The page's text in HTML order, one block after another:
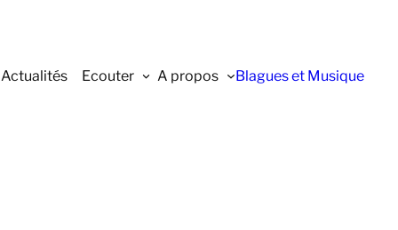
Actualités Ecouter A propos Blagues et Musique